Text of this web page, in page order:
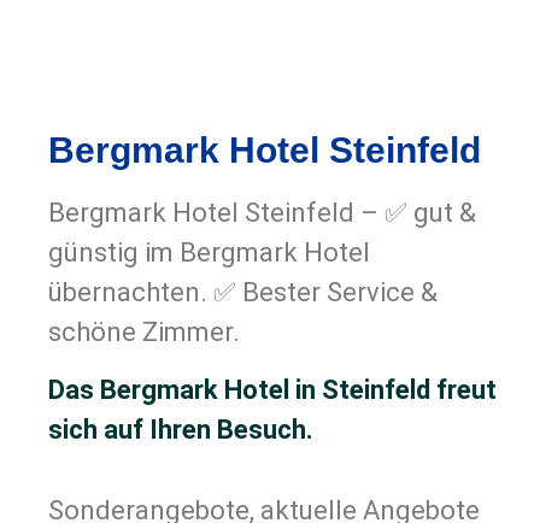
Bergmark Hotel Steinfeld
Bergmark Hotel Steinfeld – ✅ gut &
günstig im Bergmark Hotel
übernachten. ✅ Bester Service &
schöne Zimmer.
Das Bergmark Hotel in Steinfeld freut
sich auf Ihren Besuch.
Sonderangebote, aktuelle Angebote